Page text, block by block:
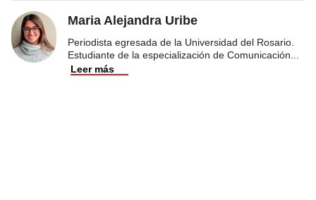
Maria Alejandra Uribe
Periodista egresada de la Universidad del Rosario.
Estudiante de la especialización de Comunicación
Leer más